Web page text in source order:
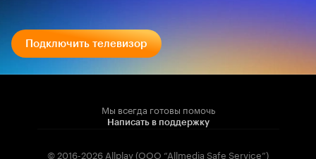
Подключить телевизор
Мы всегда готовы помочь
Написать в поддержку
© 2016-2026 Allplay (OOO “Allmedia Safe Service”)